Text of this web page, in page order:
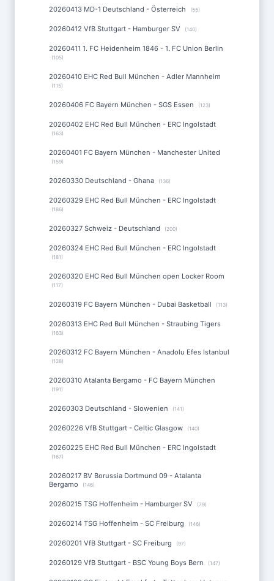
20260413 MD-1 Deutschland - Österreich (55)
20260412 VfB Stuttgart - Hamburger SV (140)
20260411 1. FC Heidenheim 1846 - 1. FC Union Berlin
(105)
20260410 EHC Red Bull München - Adler Mannheim
(115)
20260406 FC Bayern München - SGS Essen (123)
20260402 EHC Red Bull München - ERC Ingolstadt
(163)
20260401 FC Bayern München - Manchester United
(159)
20260330 Deutschland - Ghana (136)
20260329 EHC Red Bull München - ERC Ingolstadt
(186)
20260327 Schweiz - Deutschland (200)
20260324 EHC Red Bull München - ERC Ingolstadt
(181)
20260320 EHC Red Bull München open Locker Room
(117)
20260319 FC Bayern München - Dubai Basketball (113)
20260313 EHC Red Bull München - Straubing Tigers
(163)
20260312 FC Bayern München - Anadolu Efes Istanbul
(128)
20260310 Atalanta Bergamo - FC Bayern München
(191)
20260303 Deutschland - Slowenien (141)
20260226 VfB Stuttgart - Celtic Glasgow (140)
20260225 EHC Red Bull München - ERC Ingolstadt
(167)
20260217 BV Borussia Dortmund 09 - Atalanta
Bergamo
(146)
20260215 TSG Hoffenheim - Hamburger SV (79)
20260214 TSG Hoffenheim - SC Freiburg (146)
20260201 VfB Stuttgart - SC Freiburg (97)
20260129 VfB Stuttgart - BSC Young Boys Bern (147)